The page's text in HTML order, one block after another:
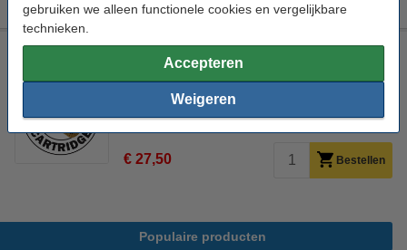
gebruiken we alleen functionele cookies en vergelijkbare
technieken.
Accepteren
Weigeren
Epson aanbieding: Reinigingsset voor 502XL-serie
Bekijk de specificaties en omschrijving
Direct leverbaar
Maandag in huis
€ 27,50 Bestellen
Populaire producten